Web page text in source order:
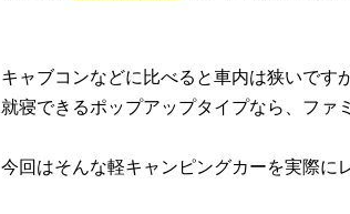
キャブコンなどに比べると車内は狭いです
就寝できるポップアップタイプなら、ファ
今回はそんな軽キャンピングカーを実際に